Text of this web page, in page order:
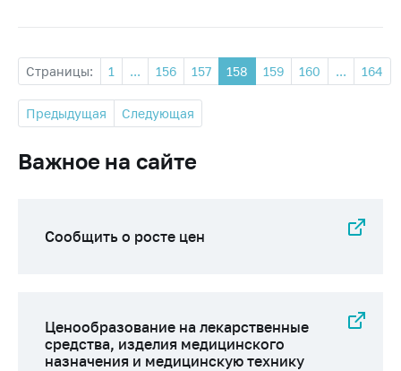
Страницы: 1 ... 156 157 158 159 160 ... 164
Предыдущая Следующая
Важное на сайте
Сообщить о росте цен
Ценообразование на лекарственные
средства, изделия медицинского
назначения и медицинскую технику